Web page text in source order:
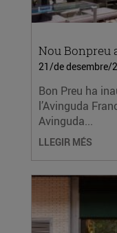
Nou Bonpreu
21/de desembre/
Bon Preu ha
l’Avinguda
Avinguda...
LLEGIR MÉS